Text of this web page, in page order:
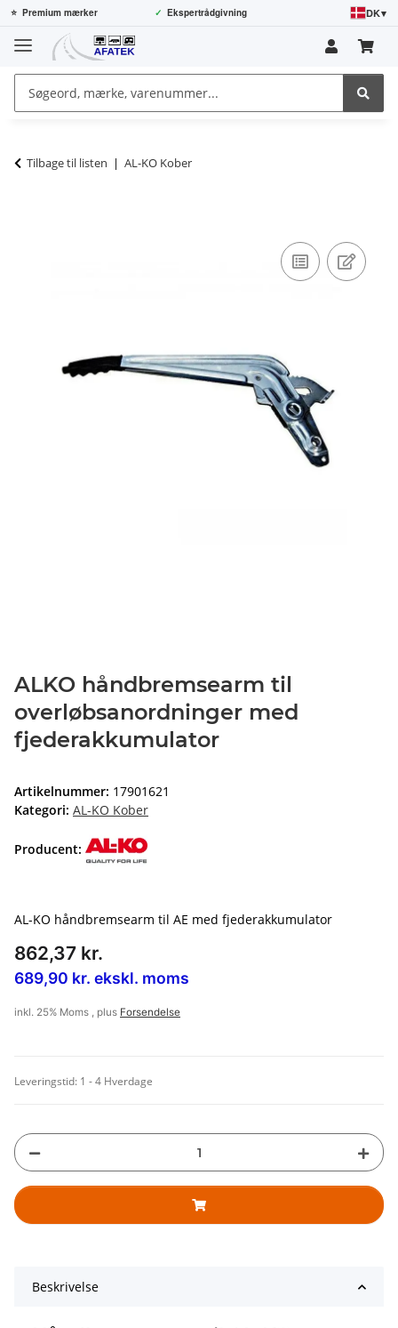
⭐ Premium mærker ✓ Ekspertrådgivning DK▾
Tilbage til listen AL-KO Kober
ALKO håndbremsearm til
overløbsanordninger med
fjederakkumulator
Artikelnummer: 17901621
Kategori: AL-KO Kober
Producent:
AL-KO håndbremsearm til AE med fjederakkumulator
862,37 kr.
689,90 kr. ekskl. moms
inkl. 25% Moms , plus Forsendelse
Leveringstid: 1 - 4 Hverdage
Beskrivelse